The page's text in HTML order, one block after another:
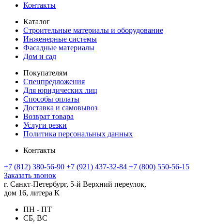
Контакты
Каталог
Строительные материалы и оборудование
Инженерные системы
Фасадные материалы
Дом и сад
Покупателям
Спецпредложения
Для юридических лиц
Способы оплаты
Доставка и самовывоз
Возврат товара
Услуги резки
Политика персональных данных
Контакты
+7 (812) 380-56-90 +7 (921) 437-32-84 +7 (800) 550-56-15
Заказать звонок
г. Санкт-Петербург, 5-й Верхний переулок,
дом 16, литера К
ПН - ПТ
СБ, ВС